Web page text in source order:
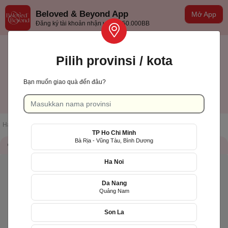
Mở App
Beloved & Beyond App
Đăng ký tài khoản nhận ưu đãi 50.000BB
Bình Phước
Halaman muka / Daftar toko / Hoa Tươi Minh Châu
QR Code
Pilih provinsi / kota
Bạn muốn giao quà đến đâu?
TP Ho Chi Minh
Bà Rịa - Vũng Tàu, Bình Dương
Ha Noi
Da Nang
Quảng Nam
Son La